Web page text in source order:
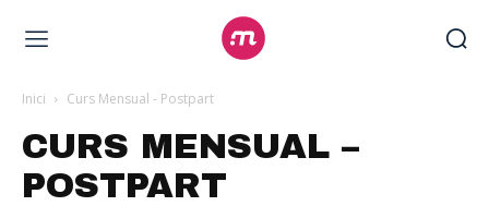
Inici Curs Mensual - Postpart
CURS MENSUAL –
POSTPART